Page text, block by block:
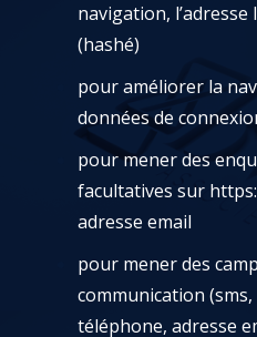
navigation, l’adresse
(hashé)
pour améliorer la
données de
pour mener des
facultatives sur
adresse email
pour mener des
communication
téléphone, adresse